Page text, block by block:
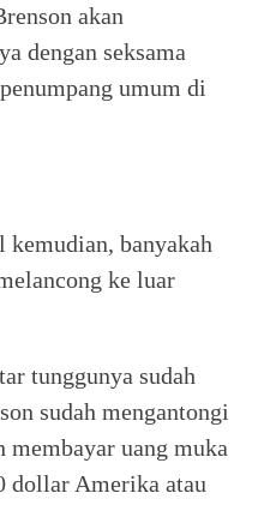
akan
dengan seksama
umum di
kemudian, banyakah
ke luar
tunggunya sudah
sudah mengantongi
membayar uang muka
dollar Amerika atau